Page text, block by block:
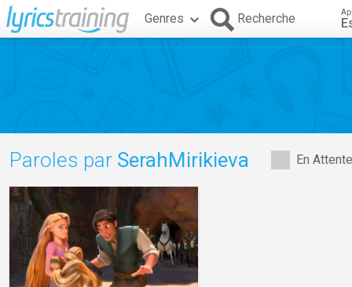
Genres Recherche
En
Paroles par SerahMirikieva